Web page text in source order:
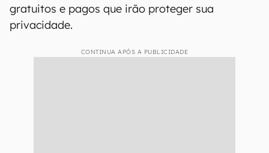
gratuitos e pagos que irão proteger sua
privacidade.
CONTINUA APÓS A PUBLICIDADE